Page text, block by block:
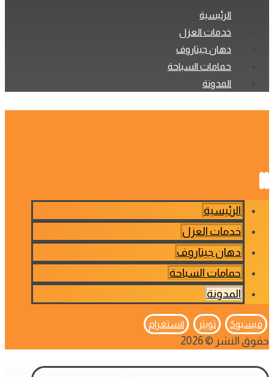
الرئيسية
خدمات العزل
دهان جيتاروف
حمامات السباحة
المدونة
الرئيسية
خدمات العزل
دهان جيتاروف
حمامات السباحة
المدونة
فيسبوك تويتر انستغرام
حقوق النشر © 2026